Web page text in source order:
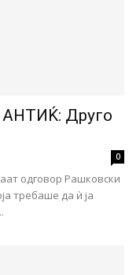
Друго
0
одговор Рашковски
требаше да ѝ ја